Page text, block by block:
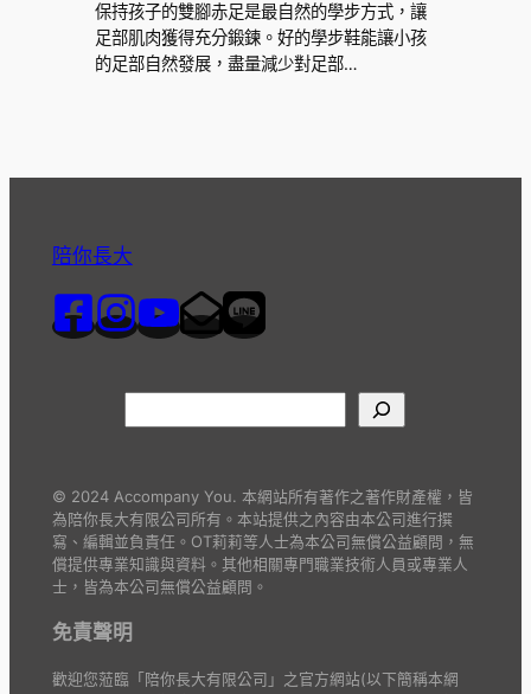
保持孩子的雙腳赤足是最自然的學步方式，讓
足部肌肉獲得充分鍛鍊。好的學步鞋能讓小孩
的足部自然發展，盡量減少對足部…
陪你長大
© 2024 Accompany You. 本網站所有著作之著作財產權，皆
為陪你長大有限公司所有。本站提供之內容由本公司進行撰
寫、編輯並負責任。OT莉莉等人士為本公司無償公益顧問，無
償提供專業知識與資料。其他相關專門職業技術人員或專業人
士，皆為本公司無償公益顧問。
免責聲明
歡迎您蒞臨「陪你長大有限公司」之官方網站(以下簡稱本網